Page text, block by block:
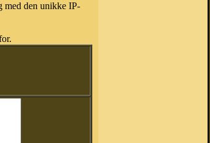
med den unikke IP-